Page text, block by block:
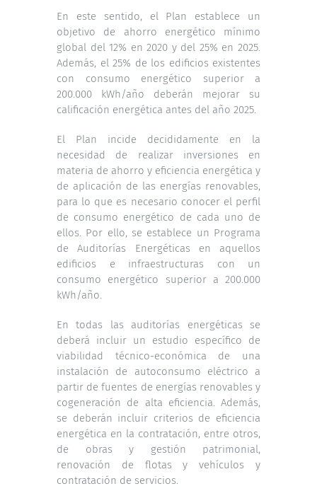
En este sentido, el Plan establece un
objetivo de ahorro energético mínimo
global del 12% en 2020 y del 25% en 2025.
Además, el 25% de los edificios existentes
con consumo energético superior a
200.000 kWh/año deberán mejorar su
calificación energética antes del año 2025.
El Plan incide decididamente en la
necesidad de realizar inversiones en
materia de ahorro y eficiencia energética y
de aplicación de las energías renovables,
para lo que es necesario conocer el perfil
de consumo energético de cada uno de
ellos. Por ello, se establece un Programa
de Auditorías Energéticas en aquellos
edificios e infraestructuras con un
consumo energético superior a 200.000
kWh/año.
En todas las auditorías energéticas se
deberá incluir un estudio específico de
viabilidad técnico-económica de una
instalación de autoconsumo eléctrico a
partir de fuentes de energías renovables y
cogeneración de alta eficiencia. Además,
se deberán incluir criterios de eficiencia
energética en la contratación, entre otros,
de obras y gestión patrimonial,
renovación de flotas y vehículos y
contratación de servicios.